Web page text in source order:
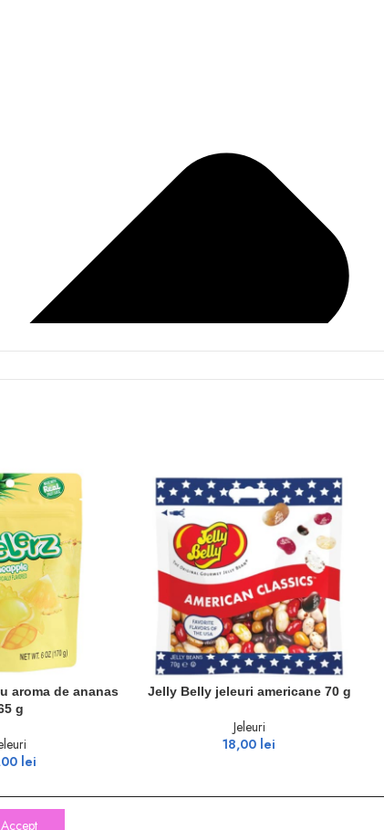
aroma de ananas
g
lei
ADAUGĂ ÎN COȘ
Jelly Belly jeleuri americane 70 g
Jeleuri
18,00 lei
Accept